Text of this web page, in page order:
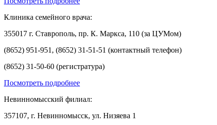
Клиника семейного врача:
355017 г. Ставрополь, пр. К. Маркса, 110 (за ЦУМом)
(8652) 951-951, (8652) 31-51-51 (контактный телефон)
(8652) 31-50-60 (регистратура)
Посмотреть подробнее
Невинномысский филиал:
357107, г. Невинномысск, ул. Низяева 1